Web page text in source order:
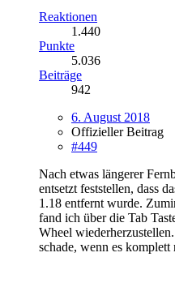
Reaktionen
1.440
Punkte
5.036
Beiträge
942
6. August 2018
Offizieller Beitrag
#449
Nach etwas längerer
entsetzt feststellen, dass
1.18 entfernt wurde.
fand ich über die Tab
Wheel
schade, wenn es komplett